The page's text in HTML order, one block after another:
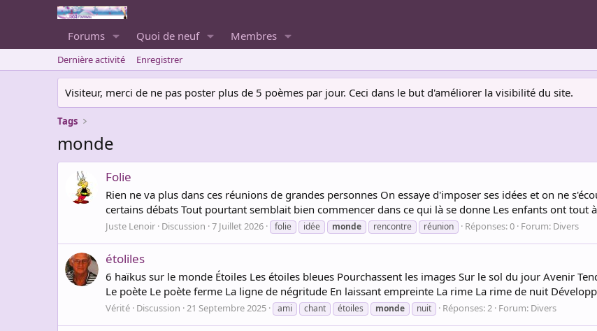
Forums Quoi de neuf Membres
Dernière activité Enregistrer
Visiteur, merci de ne pas poster plus de 5 poèmes par jour. Ceci dans le but d'améliorer la visibilité du site.
Tags
monde
Folie
Rien ne va plus dans ces réunions de grandes personnes On essaye d'imposer ses idées et on ne
certains débats Tout pourtant semblait bien commencer dans ce qui là se donne Les enfants ont tout
Juste Lenoir Discussion 7 Juillet 2026 folie idée monde rencontre réunion Réponses: 0 Forum: Divers
étoliles
6 haïkus sur le monde Étoiles Les étoiles bleues Pourchassent les images Sur le sol du jour Avenir
Le poète Le poète ferme La ligne de négritude En laissant empreinte La rime La rime de nuit
Vérité Discussion 21 Septembre 2025 ami chant étoiles monde nuit Réponses: 2 Forum: Divers